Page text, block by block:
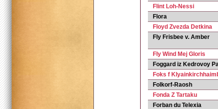
Flint Loh-Nessi
Flora
Floyd Zvezda Detkina
Fly Frisbee v. Amber
Fly Wind Mej Gloris
Foggard iz Kedrovoy
Foks f
Folkorf-Raosh
Fonda Z Tartaku
Forban du Telexia